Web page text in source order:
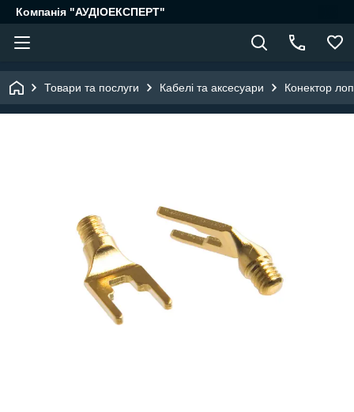
Компанія "АУДІОЕКСПЕРТ"
Товари та послуги Кабелі та аксесуари Конектор